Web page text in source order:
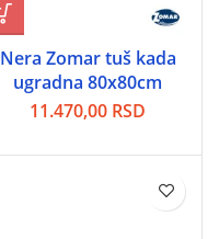
Nera Zomar tuš kada
ugradna 80x80cm
11.470,00 RSD